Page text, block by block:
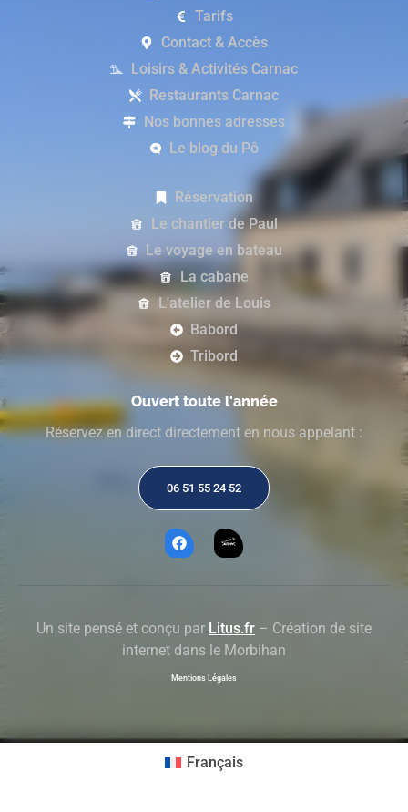
Tarifs
Contact & Accès
Loisirs & Activités Carnac
Restaurants Carnac
Nos bonnes adresses
Le blog du Pô
Réservation
Le chantier de Paul
Le voyage en bateau
La cabane
L'atelier de Louis
Babord
Tribord
Ouvert toute l'année
Réservez en direct directement en nous appelant :
06 51 55 24 52
Un site pensé et conçu par Litus.fr – Création de site
internet dans le Morbihan
Mentions Légales
Français